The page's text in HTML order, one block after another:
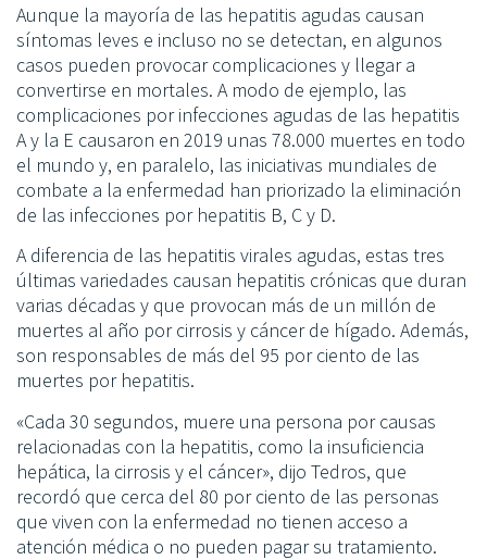
Aunque la mayoría de las hepatitis agudas causan
síntomas leves e incluso no se detectan, en algunos
casos pueden provocar complicaciones y llegar a
convertirse en mortales. A modo de ejemplo, las
complicaciones por infecciones agudas de las hepatitis
A y la E causaron en 2019 unas 78.000 muertes en todo
el mundo y, en paralelo, las iniciativas mundiales de
combate a la enfermedad han priorizado la eliminación
de las infecciones por hepatitis B, C y D.
A diferencia de las hepatitis virales agudas, estas tres
últimas variedades causan hepatitis crónicas que duran
varias décadas y que provocan más de un millón de
muertes al año por cirrosis y cáncer de hígado. Además,
son responsables de más del 95 por ciento de las
muertes por hepatitis.
«Cada 30 segundos, muere una persona por causas
relacionadas con la hepatitis, como la insuficiencia
hepática, la cirrosis y el cáncer», dijo Tedros, que
recordó que cerca del 80 por ciento de las personas
que viven con la enfermedad no tienen acceso a
atención médica o no pueden pagar su tratamiento.